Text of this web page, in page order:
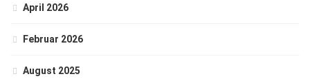
April 2026
Februar 2026
August 2025